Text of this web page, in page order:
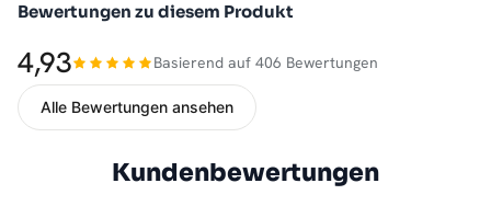
Bewertungen zu diesem Produkt
4,93 Basierend auf 406 Bewertungen
Alle Bewertungen ansehen
Kundenbewertungen